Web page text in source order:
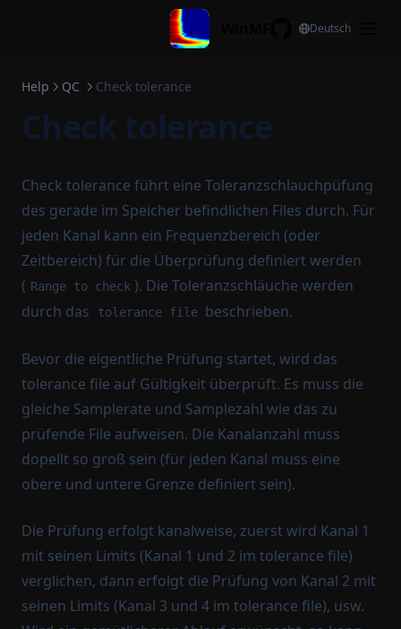
Deutsch
Fade-in-out
Sort signal
Edit extended comment
Edit temp humi
Help QC Check tolerance
Check tolerance
Check tolerance führt eine Toleranzschlauchpüfung
des gerade im Speicher befindlichen Files durch. Für
jeden Kanal kann ein Frequenzbereich (oder
Zeitbereich) für die Überprüfung definiert werden
( Range to check ). Die Toleranzschläuche werden
durch das
tolerance file beschrieben.
Bevor die eigentliche Prüfung startet, wird das
tolerance file auf Gültigkeit überprüft. Es muss die
gleiche Samplerate und Samplezahl wie das zu
prüfende File aufweisen. Die Kanalanzahl muss
dopellt so groß sein (für jeden Kanal muss eine
obere und untere Grenze definiert sein).
Die Prüfung erfolgt kanalweise, zuerst wird Kanal 1
mit seinen Limits (Kanal 1 und 2 im tolerance file)
verglichen, dann erfolgt die Prüfung von Kanal 2 mit
seinen Limits (Kanal 3 und 4 im tolerance file), usw.